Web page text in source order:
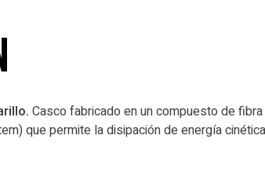
Casco fabricado en un compuesto de
que permite la disipación de energía